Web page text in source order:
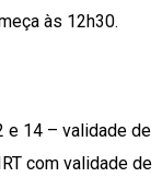
às 12h30.
e 14 – validade de
com validade de